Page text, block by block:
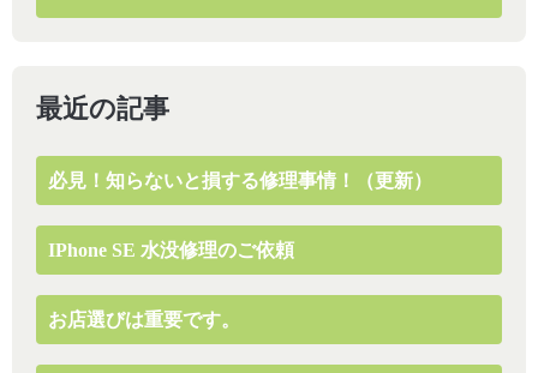
最近の記事
必見！知らないと損する修理事情！（更新）
IPhone SE 水没修理のご依頼
お店選びは重要です。